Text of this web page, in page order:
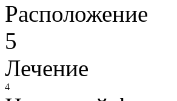
Расположение
5
Лечение
4